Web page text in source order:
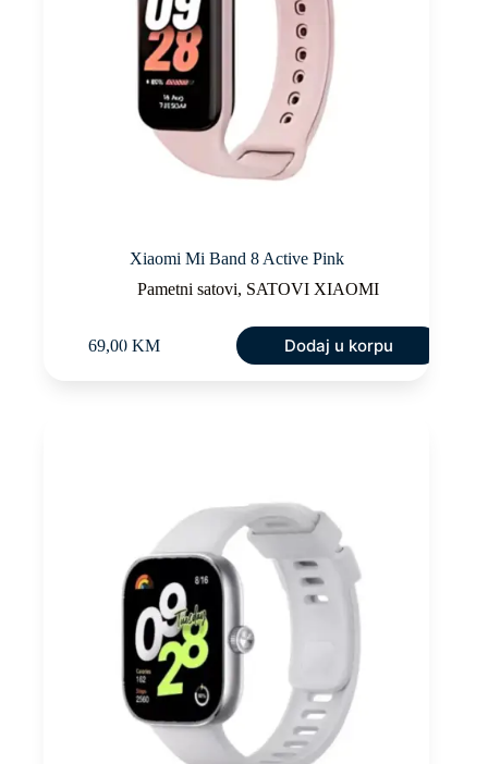
Xiaomi Mi Band 8 Active Pink
Pametni satovi, SATOVI XIAOMI
69,00 KM Dodaj u korpu